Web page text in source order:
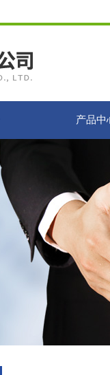
产品中